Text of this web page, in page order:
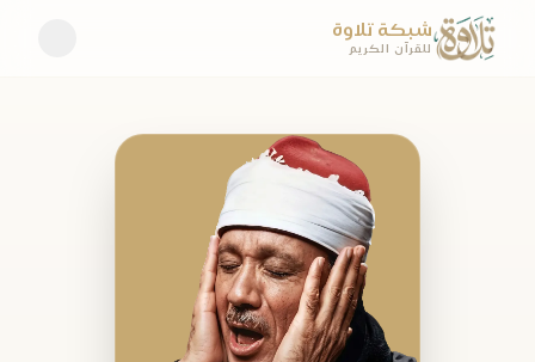
شبكة تلاوة
للقرآن الكريم